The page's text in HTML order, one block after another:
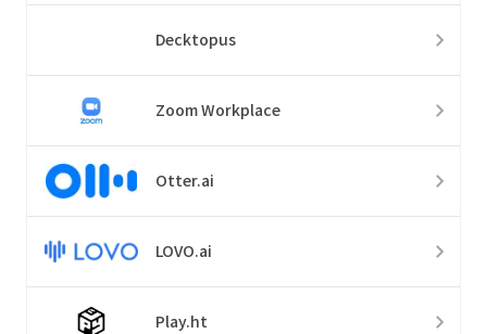
Decktopus
Zoom Workplace
Otter.ai
LOVO.ai
Play.ht